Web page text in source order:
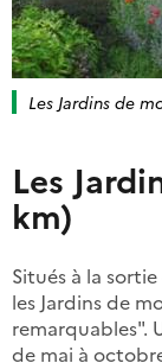
Les Jardins de
Les
km)
Situés à la
les Jardins de
remarquables".
de mai à